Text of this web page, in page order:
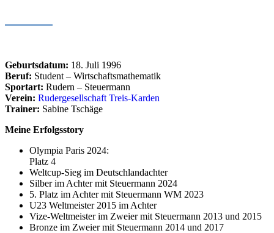
Geburtsdatum: 18. Juli 1996
Beruf: Student – Wirtschaftsmathematik
Sportart: Rudern – Steuermann
Verein: Rudergesellschaft Treis-Karden
Trainer: Sabine Tschäge
Meine Erfolgsstory
Olympia Paris 2024:
Platz 4
Weltcup-Sieg im Deutschlandachter
Silber im Achter mit Steuermann 2024
5. Platz im Achter mit Steuermann WM 2023
U23 Weltmeister 2015 im Achter
Vize-Weltmeister im Zweier mit Steuermann 2013 und 2015
Bronze im Zweier mit Steuermann 2014 und 2017